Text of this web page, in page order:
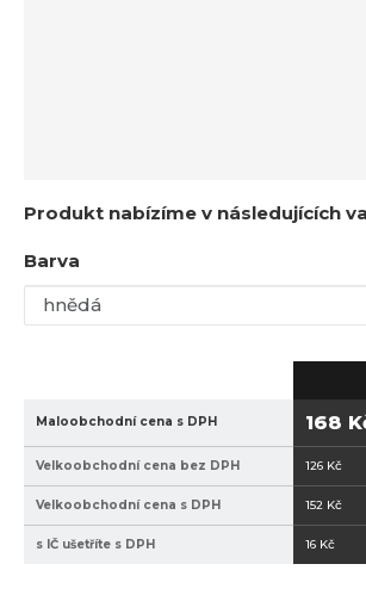
Produkt nabízíme v následujících
Barva
Maloobchodní cena s DPH 168
Velkoobchodní cena bez DPH 126 Kč
Velkoobchodní cena s DPH 152 Kč
s IČ ušetříte s DPH 16 Kč